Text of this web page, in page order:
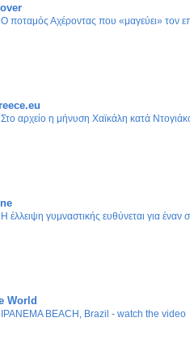
Ο ποταμός Αχέροντας που «μαγεύει» τον
Στο αρχείο η μήνυση Χαϊκάλη κατά
Η έλλειψη γυμναστικής ευθύνεται για
World
IPANEMA BEACH, Brazil - watch the video